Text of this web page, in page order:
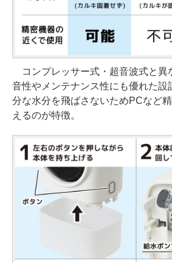
コンプレッサー式・超音波式と異
音性やメンテナンス性にも優れた設
分な水分を飛ばさないためPCなど
えるのが特徴。